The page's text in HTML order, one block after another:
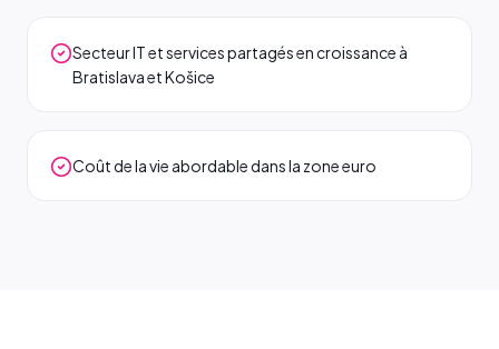
Secteur IT et services partagés en croissance à
Bratislava et Košice
Coût de la vie abordable dans la zone euro